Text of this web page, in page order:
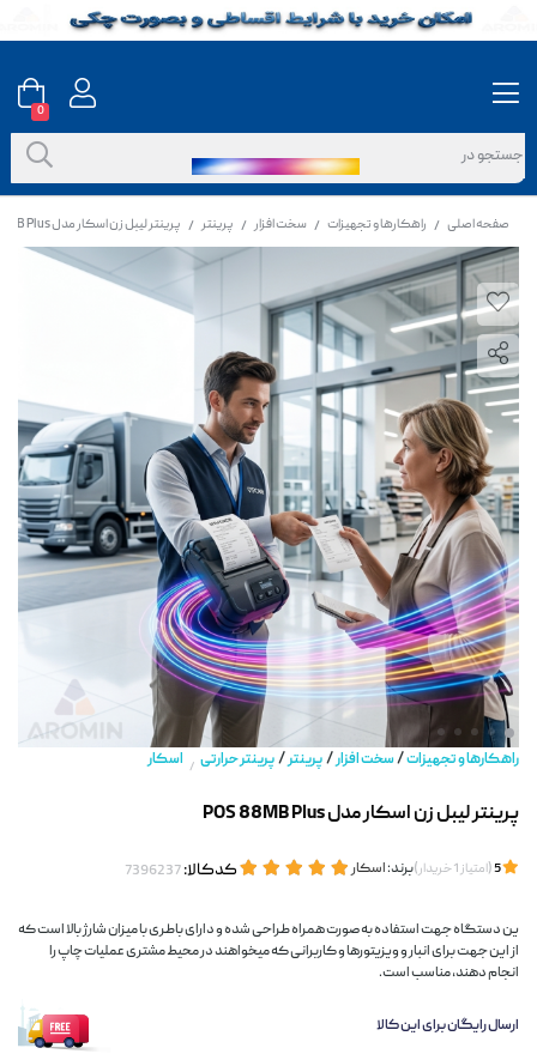
صفحه اصلی / راهکارها و تجهیزات / سخت افزار / پرینتر / پرینتر لیبل زن اسکار مدل POS 88MB Plus
راهکارها و تجهیزات/سخت افزار/پرینتر/پرینتر حرارتی / اسکار
پرینتر لیبل زن اسکار مدل POS 88MB Plus
(امتیاز1خریدار)برند:اسکار کدکالا:
ین دستگاه جهت استفاده به صورت همراه طراحی شده و دارای باطری با میزان شارژ بالا است که
از این جهت برای انبار و ویزیتورها و کاربرانی که میخواهند در محیط مشتری عملیات چاپ را
انجام دهند، مناسب است.
ارسال رایگان برای این کالا
0